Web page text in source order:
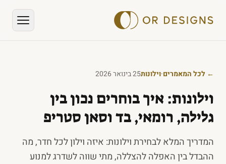
← לכל המאמרים·וילונות25 בינואר 2026
וילונות: איך בוחרים נכון בין
גלילה, רומאי, בד וסאן סטריפ
המדריך המלא לבחירת וילונות: איזה וילון לכל חדר, מה
ההבדל בין האפלה להצללה, מתי שווה לשדרג למנוע